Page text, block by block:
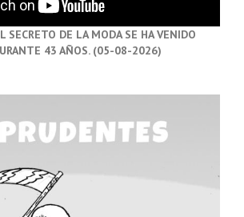
SECRETO DE LA MODA SE HA VENIDO
43 AÑOS. (05-08-2026)